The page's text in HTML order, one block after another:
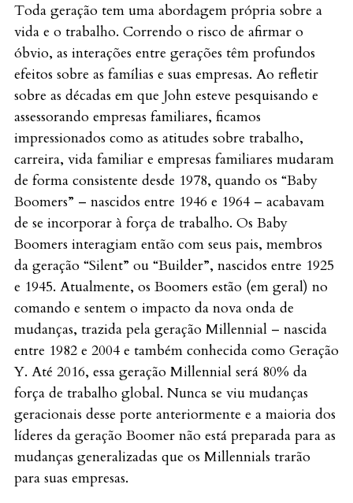
Toda geração tem uma abordagem própria sobre a
vida e o trabalho. Correndo o risco de afirmar o
óbvio, as interações entre gerações têm profundos
efeitos sobre as famílias e suas empresas. Ao refletir
sobre as décadas em que John esteve pesquisando e
assessorando empresas familiares, ficamos
impressionados como as atitudes sobre trabalho,
carreira, vida familiar e empresas familiares mudaram
de forma consistente desde 1978, quando os “Baby
Boomers” – nascidos entre 1946 e 1964 – acabavam
de se incorporar à força de trabalho. Os Baby
Boomers interagiam então com seus pais, membros
da geração “Silent” ou “Builder”, nascidos entre 1925
e 1945. Atualmente, os Boomers estão (em geral) no
comando e sentem o impacto da nova onda de
mudanças, trazida pela geração Millennial – nascida
entre 1982 e 2004 e também conhecida como Geração
Y. Até 2016, essa geração Millennial será 80% da
força de trabalho global. Nunca se viu mudanças
geracionais desse porte anteriormente e a maioria dos
líderes da geração Boomer não está preparada para as
mudanças generalizadas que os Millennials trarão
para suas empresas.